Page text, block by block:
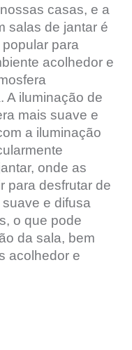
casas, e a
salas de jantar é
para
acolhedor e
A iluminação de
mais suave e
a iluminação
onde as
para desfrutar de
e difusa
o que pode
da sala, bem
acolhedor e